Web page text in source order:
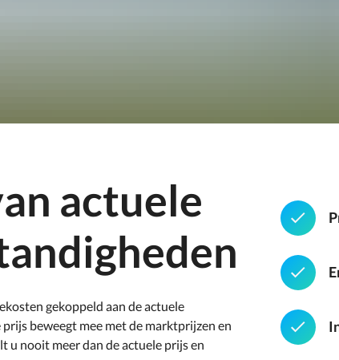
actuele
gekoppeld aan de actuele
beweegt mee met de marktprijzen en
nooit meer dan de actuele prijs en